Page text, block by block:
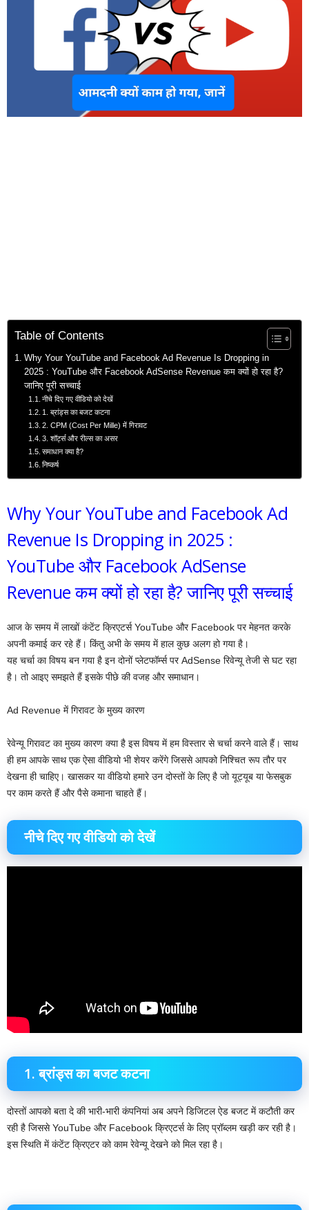
Table of Contents
Why Your YouTube and Facebook Ad Revenue Is Dropping in
2025 : YouTube और Facebook AdSense Revenue कम क्यों हो रहा है?
जानिए पूरी सच्चाई
नीचे दिए गए वीडियो को देखें
1. ब्रांड्स का बजट कटना
2. CPM (Cost Per Mille) में गिरावट
3. शॉर्ट्स और रील्स का असर
समाधान क्या है?
निष्कर्ष
Why Your YouTube and Facebook Ad
Revenue Is Dropping in 2025 :
YouTube और Facebook AdSense
Revenue कम क्यों हो रहा है? जानिए पूरी सच्चाई
आज के समय में लाखों कंटेंट क्रिएटर्स YouTube और Facebook पर मेहनत करके
अपनी कमाई कर रहे हैं। किंतु अभी के समय में हाल कुछ अलग हो गया है।
यह चर्चा का विषय बन गया है इन दोनों प्लेटफॉर्म्स पर AdSense रिवेन्यू तेजी से घट रहा
है। तो आइए समझते हैं इसके पीछे की वजह और समाधान।
Ad Revenue में गिरावट के मुख्य कारण
रेवेन्यू गिरावट का मुख्य कारण क्या है इस विषय में हम विस्तार से चर्चा करने वाले हैं। साथ
ही हम आपके साथ एक ऐसा वीडियो भी शेयर करेंगे जिससे आपको निश्चित रूप तौर पर
देखना ही चाहिए। खासकर या वीडियो हमारे उन दोस्तों के लिए है जो यूट्यूब या फेसबुक
पर काम करते हैं और पैसे कमाना चाहते हैं।
नीचे दिए गए वीडियो को देखें
1. ब्रांड्स का बजट कटना
दोस्तों आपको बता दे की भारी-भारी कंपनियां अब अपने डिजिटल ऐड बजट में कटौती कर
रही है जिससे YouTube और Facebook क्रिएटर्स के लिए प्रॉब्लम खड़ी कर रही है। ‌
इस स्थिति में कंटेंट क्रिएटर को काम रेवेन्यू देखने को मिल रहा है।